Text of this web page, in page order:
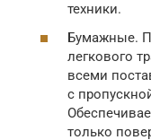
техники.
Бумажные.
легкового
всеми
с
только